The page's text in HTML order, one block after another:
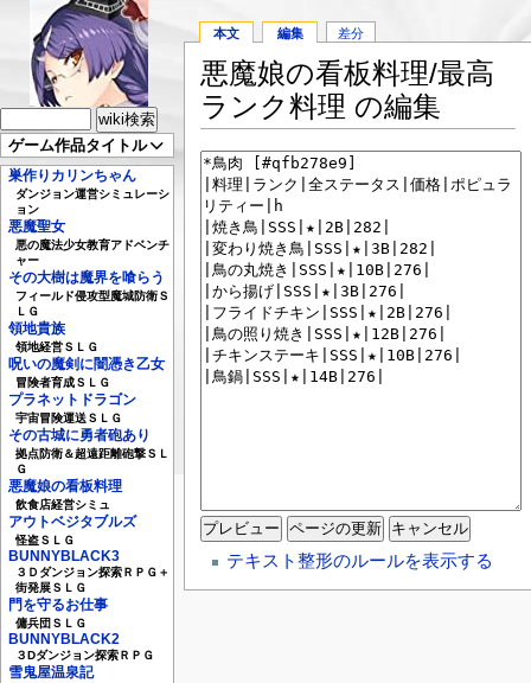
ゲーム作品タイトル
巣作りカリンちゃん
ダンジョン運営シミュレーシ
ョン
悪魔聖女
悪の魔法少女教育アドベンチ
ャー
その大樹は魔界を喰らう
フィールド侵攻型魔城防衛Ｓ
ＬＧ
領地貴族
領地経営ＳＬＧ
呪いの魔剣に闇憑き乙女
冒険者育成ＳＬＧ
プラネットドラゴン
宇宙冒険運送ＳＬＧ
その古城に勇者砲あり
拠点防衛＆超遠距離砲撃ＳＬ
Ｇ
悪魔娘の看板料理
飲食店経営シミュ
アウトベジタブルズ
怪盗ＳＬＧ
BUNNYBLACK3
３Ｄダンジョン探索ＲＰＧ＋
街発展ＳＬＧ
門を守るお仕事
傭兵団ＳＬＧ
BUNNYBLACK2
３Dダンジョン探索ＲＰＧ
雪鬼屋温泉記
本文 編集 差分
悪魔娘の看板料理/最高
ランク料理 の編集
テキスト整形のルールを表示する